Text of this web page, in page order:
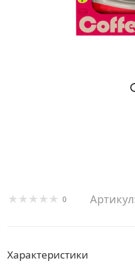
0
Характеристики